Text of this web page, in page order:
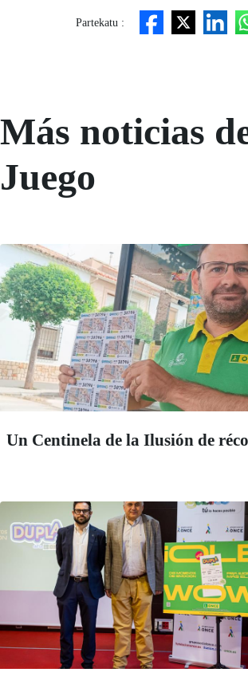
Partekatu :
Más noticias
Juego
Un Centinela de la Ilusión de